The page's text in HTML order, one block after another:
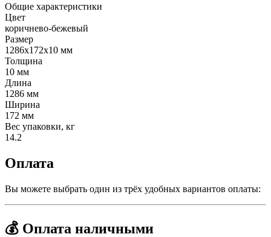
Общие характеристики
Цвет
коричнево-бежевый
Размер
1286х172х10 мм
Толщина
10 мм
Длина
1286 мм
Ширина
172 мм
Вес упаковки, кг
14.2
Оплата
Вы можете выбрать один из трёх удобных вариантов оплаты:
💰 Оплата наличными